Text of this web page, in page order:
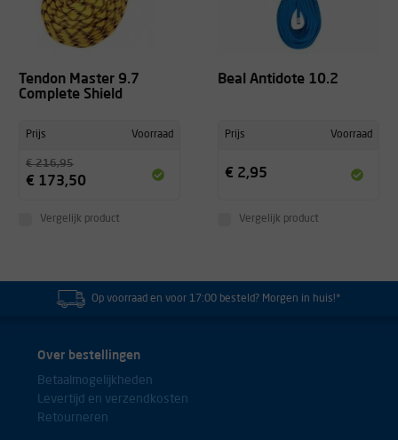
Tendon Master 9.7
Complete Shield
Prijs Voorraad
€ 216,95
€ 173,50
Vergelijk product
Beal Antidote 10.2
Prijs Voorraad
€ 2,95
Vergelijk product
Op voorraad en voor 17:00 besteld? Morgen in huis!*
Over bestellingen
Betaalmogelijkheden
Levertijd en verzendkosten
Retourneren